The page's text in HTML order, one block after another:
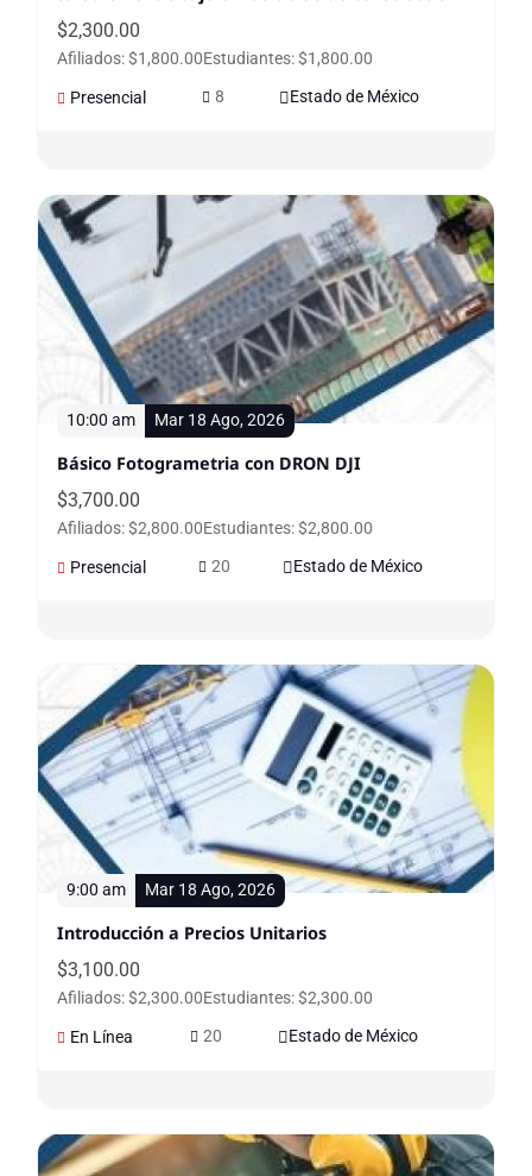
$2,300.00
Afiliados: $1,800.00Estudiantes: $1,800.00
Presencial
8 Estado de México
10:00 am Mar 18 Ago, 2026
Básico Fotogrametria con DRON DJI
$3,700.00
Afiliados: $2,800.00Estudiantes: $2,800.00
Presencial
20 Estado de México
9:00 am Mar 18 Ago, 2026
Introducción a Precios Unitarios
$3,100.00
Afiliados: $2,300.00Estudiantes: $2,300.00
En Línea
20 Estado de México